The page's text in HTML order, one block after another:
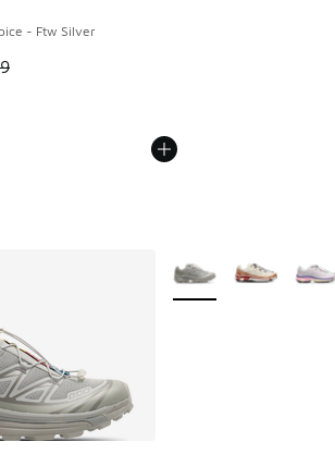
- Ftw Silver
promotion. Prix en baisse de € 149,99 à
Plus de couleurs